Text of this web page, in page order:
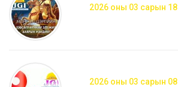
2026 оны 03 сарын 18
2026 оны 03 сарын 08